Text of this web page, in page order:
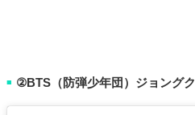
■ ②BTS（防弾少年団）ジョングク